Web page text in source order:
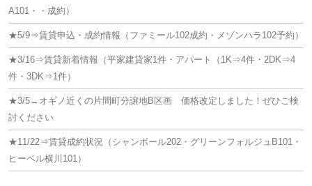
A101・・成約）
★5/9⇒賃貸申込・成約情報（ファミール102成約・メゾンハラ102予約）
★3/16⇒賃貸新着情報（平家建貸家1件・アパート（1K⇒4件・2DK⇒4
件・3DK⇒1件）
★3/5→オギノ近くの片間町分譲地B区画 価格改定しました！ぜひご検
討ください
★11/22⇒賃貸成約状況（シャンボール202・グリーンフォルジュB101・
ヒーベル横川101）